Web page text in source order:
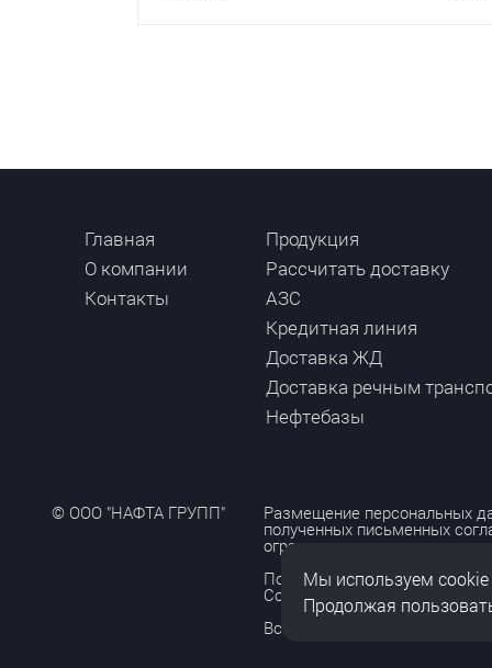
Главная
О компании
Контакты
Продукция
Рассчитать доставку
АЗС
Кредитная линия
Доставка ЖД
Доставка речным
Нефтебазы
© ООО "НАФТА ГРУПП" Размещение персональных
полученных письменных
ограничено и допускается
Политика обработки
Согласие на обработку
Все права защищены
Мы используем cookie
Продолжая